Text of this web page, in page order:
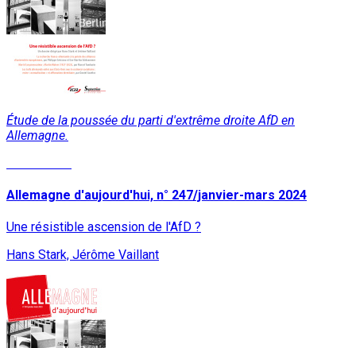
Étude de la poussée du parti d'extrême droite AfD en
Allemagne.
Allemagne d'aujourd'hui, n° 247/janvier-mars 2024
Une résistible ascension de l'AfD ?
Hans Stark, Jérôme Vaillant